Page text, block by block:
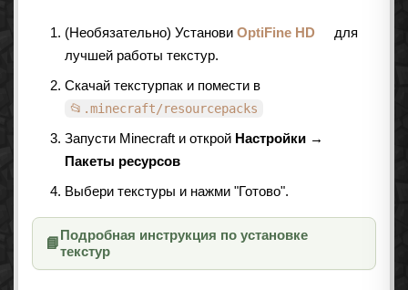
(Необязательно) Установи OptiFine HD
для
лучшей работы текстур.
Скачай текстурпак и помести в
📂.minecraft/resourcepacks
Запусти Minecraft и открой Настройки →
Пакеты ресурсов
Выбери текстуры и нажми "Готово".
📘
Подробная инструкция по установке
текстур